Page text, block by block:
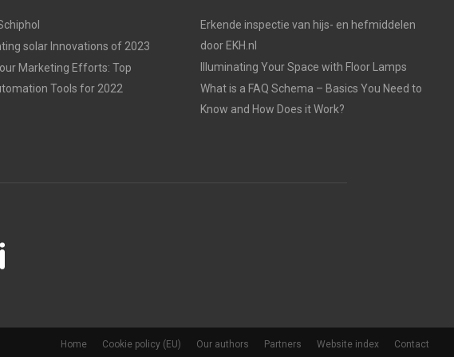
solar Innovations of 2023
Marketing Efforts: Top
Tools for 2022
Erkende inspectie van hijs- en hefmiddelen
door EKH.nl
Illuminating Your Space with Floor Lamps
What is a FAQ Schema – Basics You Need to
Know and How Does it Work?
Home Cookie policy (EU) Our authors Partners Website index Contact